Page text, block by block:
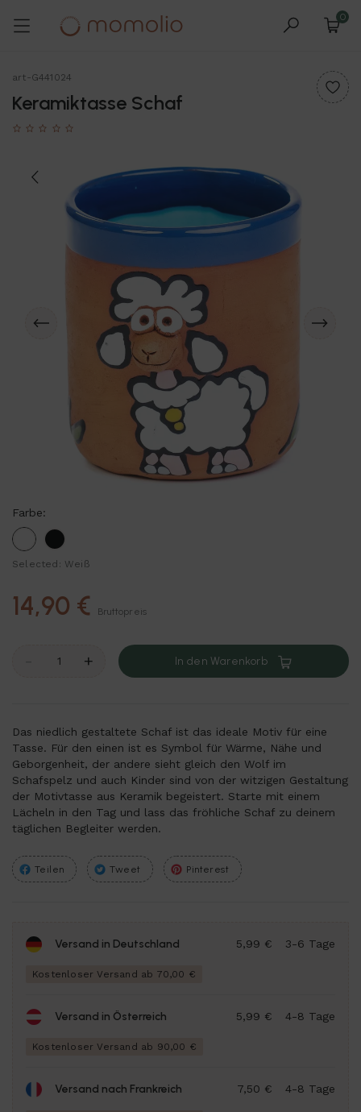
0
art-G441024
Keramiktasse Schaf
Farbe:
Weiß
Schwarz
Selected: Weiß
14,90 € Bruttopreis
+ In den Warenkorb
Das niedlich gestaltete Schaf ist das ideale Motiv für eine
Tasse. Für den einen ist es Symbol für Wärme, Nähe und
Geborgenheit, der andere sieht gleich den Wolf im
Schafspelz und auch Kinder sind von der witzigen Gestaltung
der Motivtasse aus Keramik begeistert. Starte mit einem
Lächeln in den Tag und lass das fröhliche Schaf zu deinem
täglichen Begleiter werden.
Teilen Tweet Pinterest
Versand in Deutschland 3-6 Tage
5,99 €
Kostenloser Versand ab 70,00 €
Versand in Österreich 4-8 Tage
5,99 €
Kostenloser Versand ab 90,00 €
Versand nach Frankreich 4-8 Tage
7,50 €